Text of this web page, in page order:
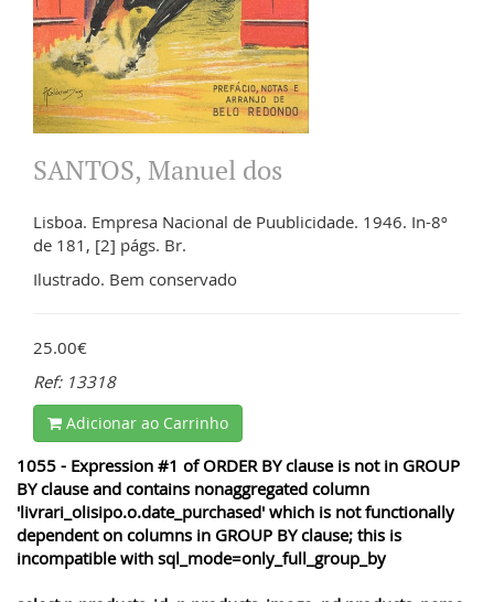
SANTOS, Manuel dos
Lisboa. Empresa Nacional de Puublicidade. 1946. In-8º
de 181, [2] págs. Br.
Ilustrado. Bem conservado
25.00€
Ref: 13318
Adicionar ao Carrinho
1055 - Expression #1 of ORDER BY clause is not in GROUP
BY clause and contains nonaggregated column
'livrari_olisipo.o.date_purchased' which is not functionally
dependent on columns in GROUP BY clause; this is
incompatible with sql_mode=only_full_group_by